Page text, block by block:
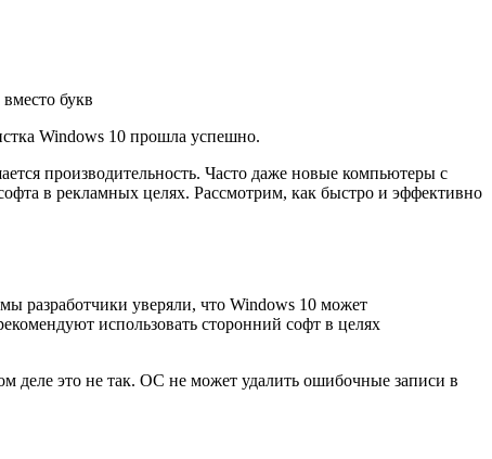
букв
Windows 10 прошла успешно.
производительность. Часто даже новые компьютеры с
в рекламных целях. Рассмотрим, как быстро и эффективно
разработчики уверяли, что Windows 10 может
использовать сторонний софт в целях
деле это не так. ОС не может удалить ошибочные записи в